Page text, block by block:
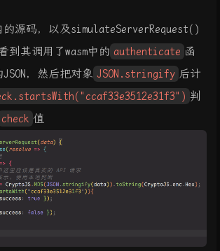
的源码，以及simulateServerRequest()
到其调用了wasm中的 authenticate 函
，然后把对象 JSON.stringify 后计
判
check 值